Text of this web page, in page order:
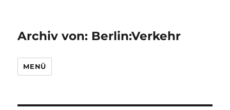
Archiv von: Berlin:Verkehr
MENÜ